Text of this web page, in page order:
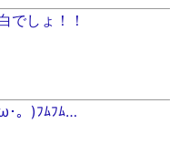
でしょ！！
･。)ﾌﾑﾌﾑ…